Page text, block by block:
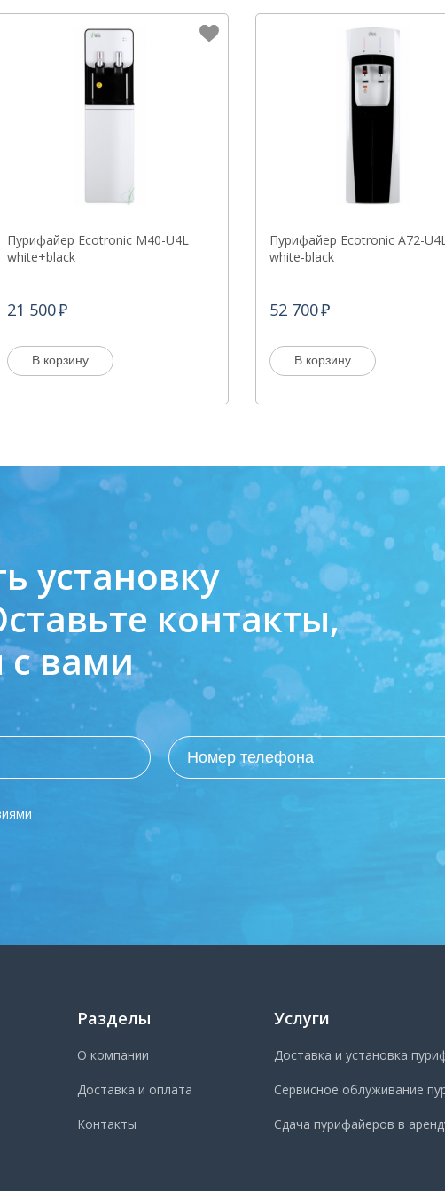
Пурифайер Ecotronic M40-U4L
white+black
21 500
В корзину
Пурифайер Ecotronic A72-
white-black
52 700
В корзину
установку
контакты,
с вами
Разделы
О компании
Доставка и оплата
Контакты
Услуги
Доставка и установка
Сервисное облуживание
Сдача пурифайеров в